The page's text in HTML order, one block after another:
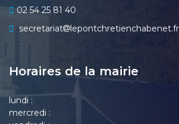
02 54 25 81 40
secretariat
lepontchretienchabenet.fr
Horaires de la mairie
lundi :
mercredi :